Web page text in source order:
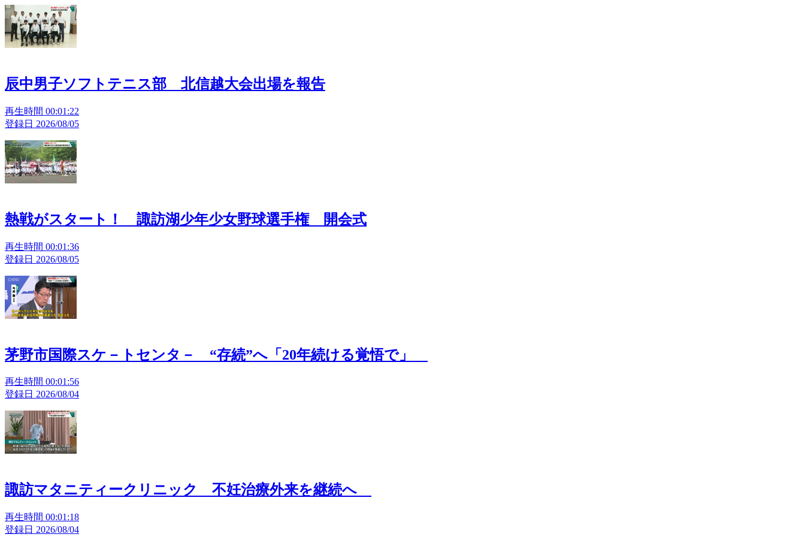
辰中男子ソフトテニス部 北信越大会出場を報告
再生時間 00:01:22
登録日 2026/08/05
熱戦がスタート！ 諏訪湖少年少女野球選手権 開会式
再生時間 00:01:36
登録日 2026/08/05
茅野市国際スケ－トセンタ－ “存続”へ「20年続ける覚悟で」
再生時間 00:01:56
登録日 2026/08/04
諏訪マタニティークリニック 不妊治療外来を継続へ
再生時間 00:01:18
登録日 2026/08/04